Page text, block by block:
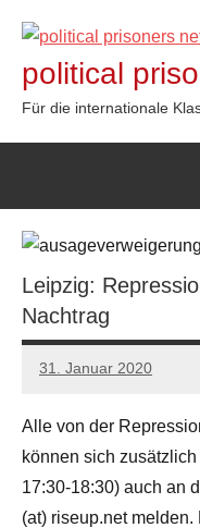
Inhalt
springen
political
Für die internationale
Leipzig:
Nachtrag
31. Januar 2020
admin
Alle von der
können sich
17:30-18:30) auch an
(at) riseup.net